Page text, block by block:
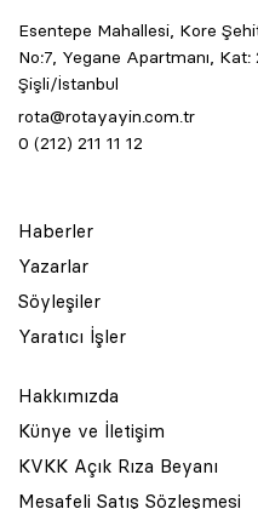
Esentepe Mahallesi, Kore
No:7, Yegane Apartmanı, Kat:
Şişli/İstanbul
rota@rotayayin.com.tr
0 (212) 211 11 12
Haberler
Yazarlar
Söyleşiler
Yaratıcı İşler
Hakkımızda
Künye ve İletişim
KVKK Açık Rıza Beyanı
Mesafeli Satış Sözleşmesi